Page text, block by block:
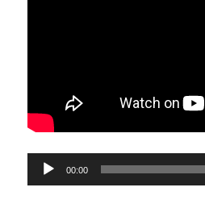
Reproductor
d'àudio
00:00